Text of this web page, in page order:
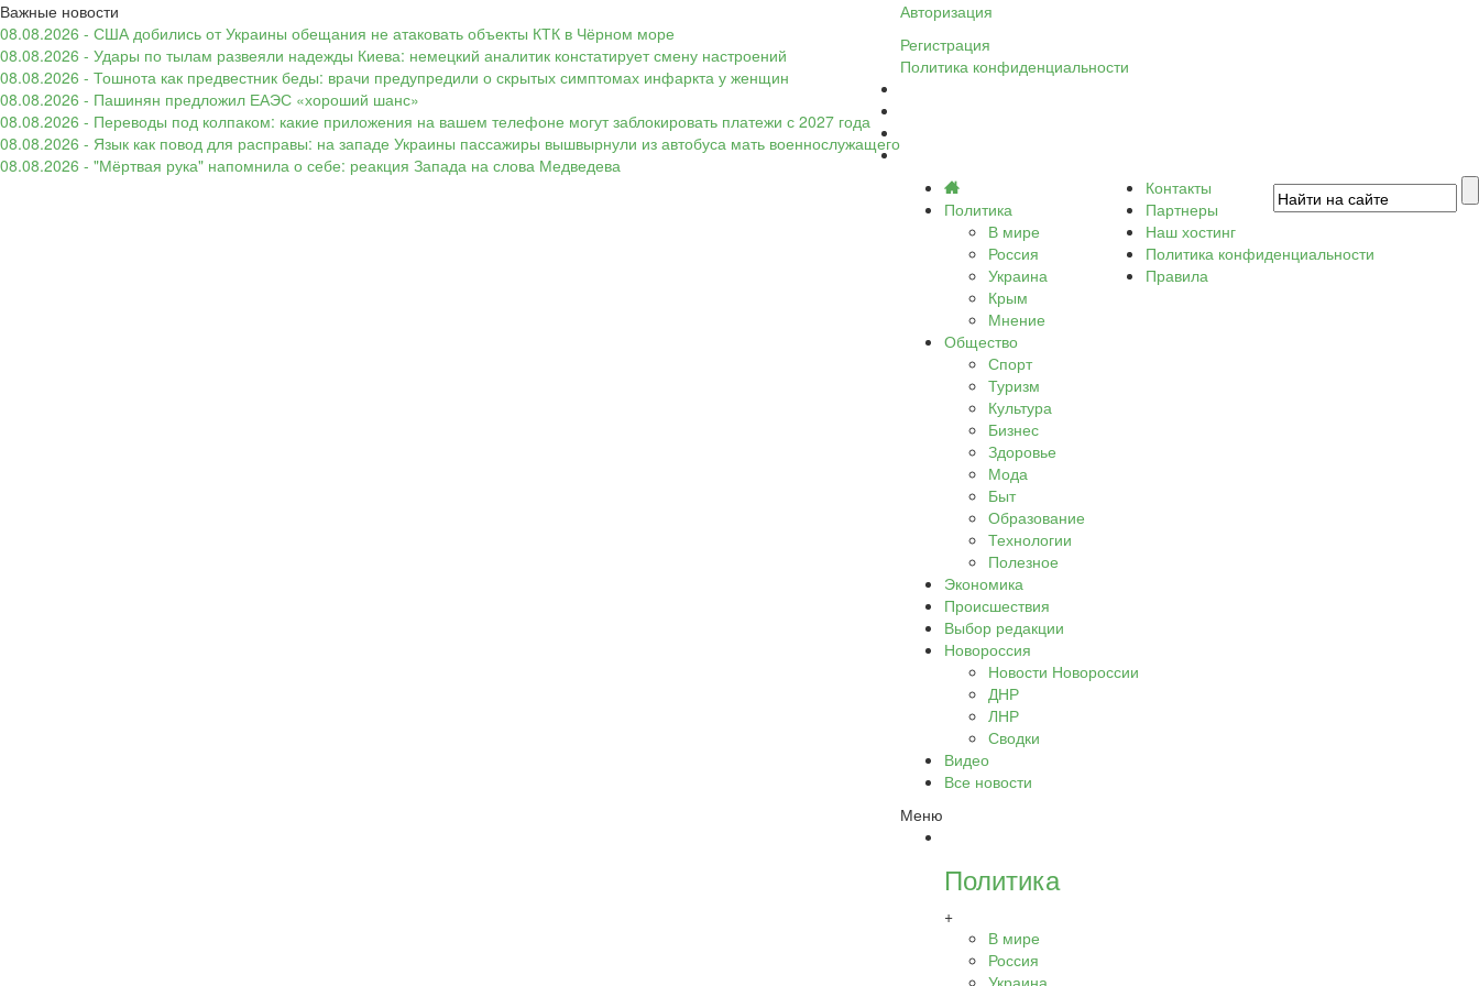
Важные новости
08.08.2026 - США добились от Украины обещания не атаковать объекты КТК в Чёрном море
08.08.2026 - Удары по тылам развеяли надежды Киева: немецкий аналитик констатирует смену настроений
08.08.2026 - Тошнота как предвестник беды: врачи предупредили о скрытых симптомах инфаркта у женщин
08.08.2026 - Пашинян предложил ЕАЭС «хороший шанс»
08.08.2026 - Переводы под колпаком: какие приложения на вашем телефоне могут заблокировать платежи с 2027 года
08.08.2026 - Язык как повод для расправы: на западе Украины пассажиры вышвырнули из автобуса мать военнослужащего
08.08.2026 - "Мёртвая рука" напомнила о себе: реакция Запада на слова Медведева
Авторизация
Регистрация
Политика конфиденциальности
Политика
В мире
Россия
Украина
Крым
Мнение
Общество
Спорт
Туризм
Культура
Бизнес
Здоровье
Мода
Быт
Образование
Технологии
Полезное
Экономика
Происшествия
Выбор редакции
Новороссия
Новости Новороссии
ДНР
ЛНР
Сводки
Видео
Все новости
Меню
Политика
+
В мире
Россия
Украина
Контакты
Партнеры
Наш хостинг
Политика конфиденциальности
Правила